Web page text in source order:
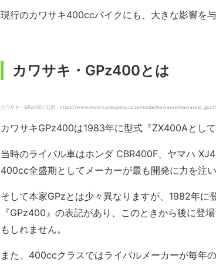
現行のカワサキ400ccバイクにも、大きな影響を与
カワサキ・GPz400とは
カワサキ・GPz400 / 出典：https://www.motorcyclespecs.co.za/model/kawasaki/
カワサキGPz400は1983年に型式『ZX400Aとして
当時のライバル車はホンダ CBR400F、ヤマハ
400cc全盛期としてメーカーが最も開発に力を注
そして本家GPzとは少々異なりますが、1982年に
『GPz400』の表記があり、このときから後に登
もしれません。
また、400ccクラスではライバルメーカーが毎年